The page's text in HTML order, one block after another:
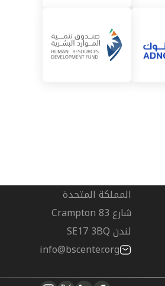
المملكة المتحدة
شارع Crampton 83
لندن SE17 3BQ
info@bscenter.org